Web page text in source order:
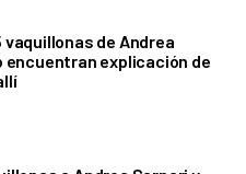
vaquillonas de Andrea
encuentran explicación de